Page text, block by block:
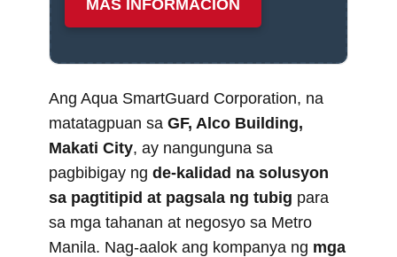
MÁS INFORMACIÓN
Ang Aqua SmartGuard Corporation, na
matatagpuan sa GF, Alco Building,
Makati City, ay nangunguna sa
pagbibigay ng de-kalidad na solusyon
sa pagtitipid at pagsala ng tubig para
sa mga tahanan at negosyo sa Metro
Manila. Nag-aalok ang kompanya ng mga